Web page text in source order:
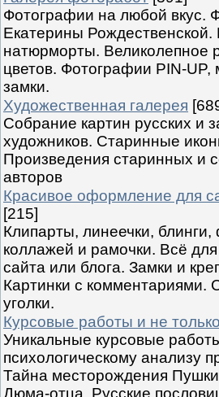
Фотографии на любой вкус.
Екатерины
натюрморты. Великолепное
цветов. Фотографии PIN-UP,
замки.
Художественная галерея
Собрание картин русских и
художников. Старинные
Произведения старинных и
авторов
Красивое оформление для
[215]
Клипарты, линеечки,
коллажей и рамочки. Всё
сайта или блога. Замки и
Картинки с комментариями.
уголки.
Курсовые работы и не
Уникальные курсовые
психологическому анализу
Тайна месторождения
Дюма-отца. Русские